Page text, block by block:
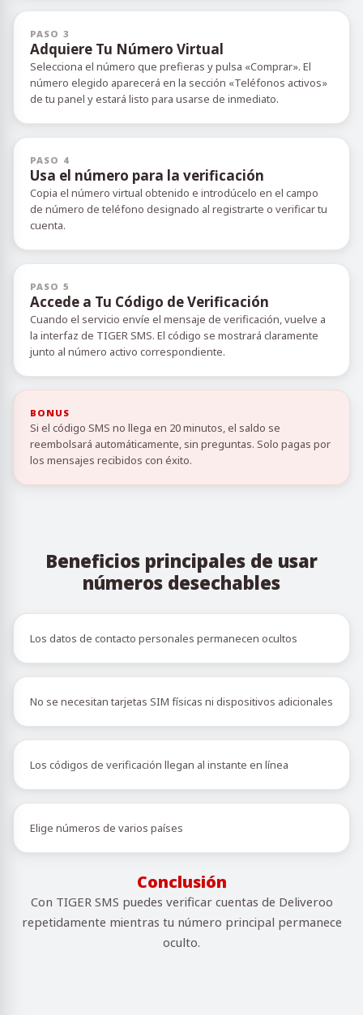
PASO 3
Adquiere Tu Número Virtual
Selecciona el número que prefieras y pulsa «Comprar». El
número elegido aparecerá en la sección «Teléfonos activos»
de tu panel y estará listo para usarse de inmediato.
PASO 4
Usa el número para la verificación
Copia el número virtual obtenido e introdúcelo en el campo
de número de teléfono designado al registrarte o verificar tu
cuenta.
PASO 5
Accede a Tu Código de Verificación
Cuando el servicio envíe el mensaje de verificación, vuelve a
la interfaz de TIGER SMS. El código se mostrará claramente
junto al número activo correspondiente.
BONUS
Si el código SMS no llega en 20 minutos, el saldo se
reembolsará automáticamente, sin preguntas. Solo pagas por
los mensajes recibidos con éxito.
Beneficios principales de usar
números desechables
Los datos de contacto personales permanecen ocultos
No se necesitan tarjetas SIM físicas ni dispositivos adicionales
Los códigos de verificación llegan al instante en línea
Elige números de varios países
Conclusión
Con TIGER SMS puedes verificar cuentas de Deliveroo
repetidamente mientras tu número principal permanece
oculto.